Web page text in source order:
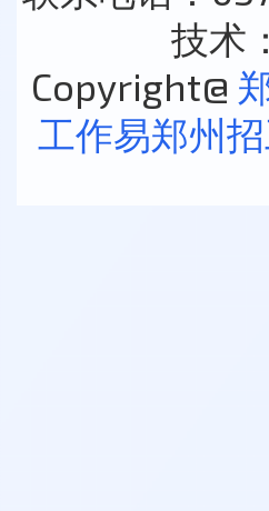
技术
Copyright@
工作易郑州